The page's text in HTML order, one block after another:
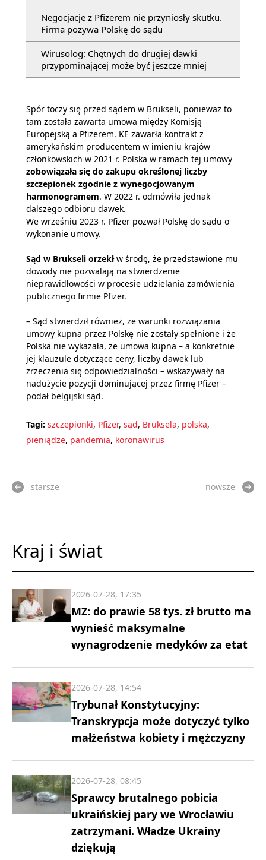
Negocjacje z Pfizerem nie przyniosły skutku.
Firma pozywa Polskę do sądu
Wirusolog: Chętnych do drugiej dawki
przypominającej może być jeszcze mniej
Spór toczy się przed sądem w Brukseli, ponieważ to
tam została zawarta umowa między Komisją
Europejską a Pfizerem. KE zawarła kontrakt z
amerykańskim producentem w imieniu krajów
członkowskich w 2021 r. Polska w ramach tej umowy
zobowiązała się do zakupu określonej liczby
szczepionek zgodnie z wynegocjowanym
harmonogramem. W 2022 r. odmówiła jednak
dalszego odbioru dawek.
We wrześniu 2023 r. Pfizer pozwał Polskę do sądu o
wykonanie umowy.
Sąd w Brukseli orzekłw środę, że przedstawione mu
dowody nie pozwalają na stwierdzenie
nieprawidłowości w procesie udzielania zamówienia
publicznego firmie Pfizer.
– Sąd stwierdził również, że warunki rozwiązania
umowy kupna przez Polskę nie zostały spełnione i że
Polska nie wykazała, że umowa kupna – a konkretnie
jej klauzule dotyczące ceny, liczby dawek lub
zrzeczenia się odpowiedzialności – wskazywały na
nadużycie pozycji dominującej przez firmę Pfizer –
podał belgijski sąd.
Tagi: szczepionki, Pfizer, sąd, Bruksela, polska,
pieniądze, pandemia, koronawirus
starsze nowsze
Kraj i świat
MZ: do prawie 58 tys. zł brutto ma
wynieść maksymalne
wynagrodzenie medyków za etat
2026-07-28, 17:35
Trybunał Konstytucyjny:
Transkrypcja może dotyczyć tylko
małżeństwa kobiety i mężczyzny
2026-07-28, 14:54
Sprawcy brutalnego pobicia
ukraińskiej pary we Wrocławiu
zatrzymani. Władze Ukrainy
dziękują
2026-07-28, 08:45